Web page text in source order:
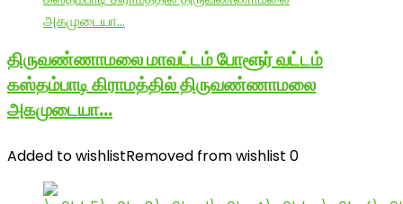
திருவண்ணாமலை மாவட்டம் போளூர் வட்டம்
கஸ்தம்பாடி கிராமத்தில் திருவண்ணாமலை
அகமுடையா…
Added to wishlistRemoved from wishlist 0